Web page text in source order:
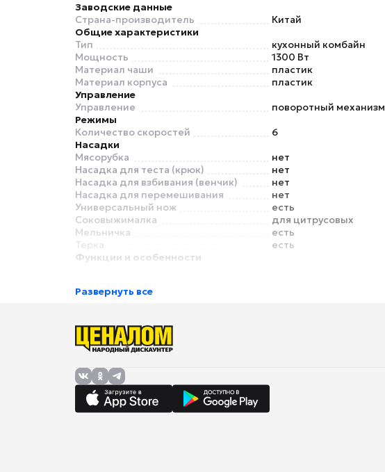
Заводские данные
Страна-производитель
Китай
Общие характеристики
Тип
кухонный комбайн
Мощность
1300 Вт
Материал чаши
пластик
Материал корпуса
пластик
Управление
Управление
поворотный механизм
Режимы
Количество скоростей
6
Насадки
Мясорубка
нет
Насадка для теста (крюк)
нет
Насадка для взбивания (венчик)
нет
Насадка для перемешивания
нет
Универсальный нож
есть
Соковыжималка
для цитрусовых
Мельничка
есть
Терка
есть
Функции и особенности
Питание
Длина сетевого шнура
Габариты и вес
Ширина
Высота
Развернуть все